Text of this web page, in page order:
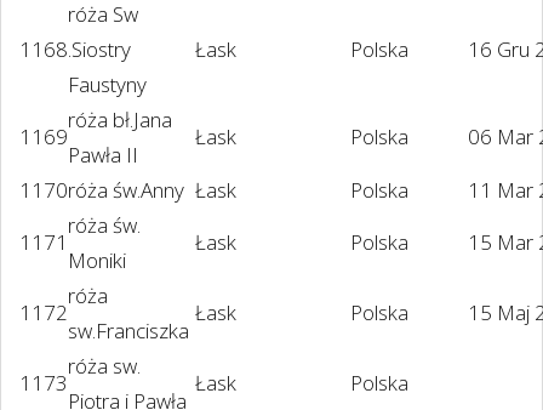
1168
róża Sw
.Siostry
Faustyny
Łask Polska 16 Gru
1169
róża bł.Jana
Pawła II
Łask Polska
06 Mar
1170róża św.Anny Łask Polska
11 Mar
1171
róża św.
Moniki
Łask Polska 15 Mar
1172
róża
sw.Franciszka
Łask Polska 15 Maj
1173
róża sw.
Piotra i Pawła
Łask Polska